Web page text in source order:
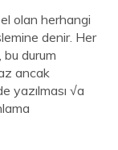
olan herhangi
denir. Her
bu durum
ancak
yazılması √a